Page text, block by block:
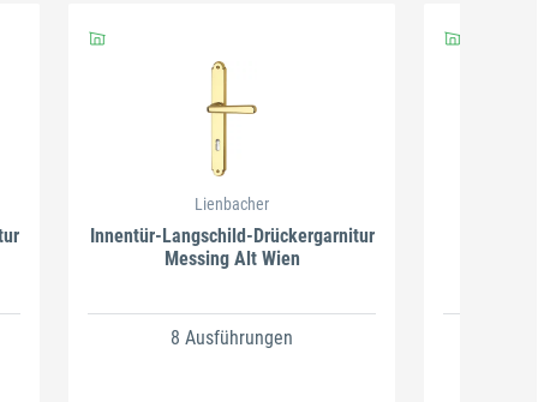
Lienbacher
Innentür-Langschild-Drückergarnitur
Messing Alt Wien
8 Ausführungen